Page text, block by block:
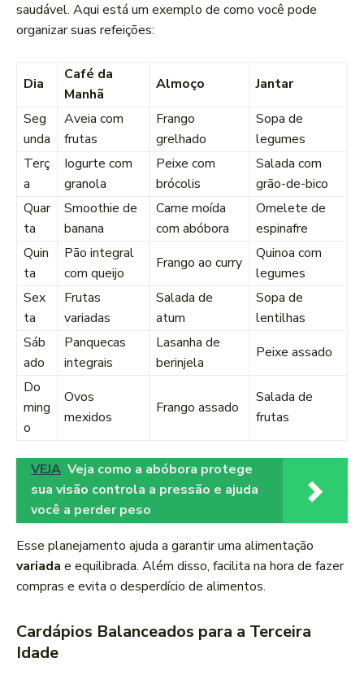
saudável. Aqui está um exemplo de como você pode
organizar suas refeições:
Dia
Café da
Manhã
Almoço
Jantar
Seg
unda
Aveia com
frutas
Frango
grelhado
Sopa de
legumes
Terç
a
Iogurte com
granola
Peixe com
brócolis
Salada com
grão-de-bico
Quar
ta
Smoothie de
banana
Carne moída
com abóbora
Omelete de
espinafre
Quin
ta
Pão integral
com queijo
Frango ao curry
Quinoa com
legumes
Sex
ta
Frutas
variadas
Salada de
atum
Sopa de
lentilhas
Sáb
ado
Panquecas
integrais
Lasanha de
berinjela
Peixe assado
Do
ming
o
Ovos
mexidos
Frango assado
Salada de
frutas
VEJA Veja como a abóbora protege
sua visão controla a pressão e ajuda
você a perder peso
Esse planejamento ajuda a garantir uma alimentação
variada e equilibrada. Além disso, facilita na hora de fazer
compras e evita o desperdício de alimentos.
Cardápios Balanceados para a Terceira
Idade